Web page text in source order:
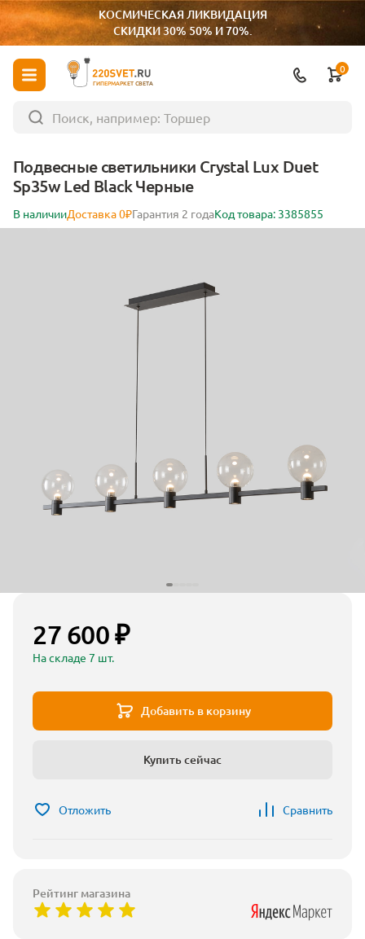
КОСМИЧЕСКАЯ ЛИКВИДАЦИЯ
СКИДКИ 30% 50% И 70%.
ГИПЕРМАРКЕТ СВЕТА
0
Подвесные светильники Crystal Lux Duet
Sp35w Led Black Черные
В наличииДоставка 0₽Гарантия 2 годаКод товара: 3385855
27 600 ₽
На складе 7 шт.
Добавить в корзину
Купить сейчас
Отложить Сравнить
Рейтинг магазина